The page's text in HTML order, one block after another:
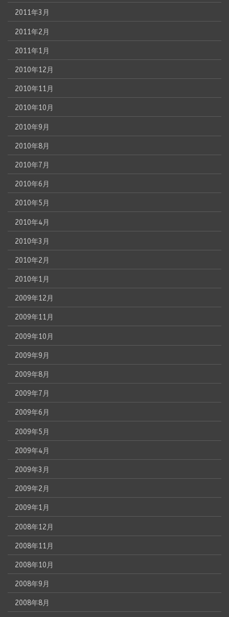
2011年3月
2011年2月
2011年1月
2010年12月
2010年11月
2010年10月
2010年9月
2010年8月
2010年7月
2010年6月
2010年5月
2010年4月
2010年3月
2010年2月
2010年1月
2009年12月
2009年11月
2009年10月
2009年9月
2009年8月
2009年7月
2009年6月
2009年5月
2009年4月
2009年3月
2009年2月
2009年1月
2008年12月
2008年11月
2008年10月
2008年9月
2008年8月